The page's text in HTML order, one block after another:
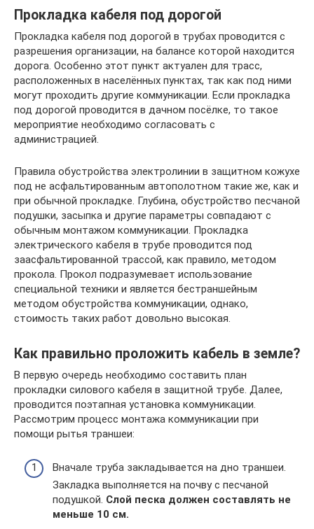
Прокладка кабеля под дорогой
Прокладка кабеля под дорогой в трубах проводится с
разрешения организации, на балансе которой находится
дорога. Особенно этот пункт актуален для трасс,
расположенных в населённых пунктах, так как под ними
могут проходить другие коммуникации. Если прокладка
под дорогой проводится в дачном посёлке, то такое
мероприятие необходимо согласовать с
администрацией.
Правила обустройства электролинии в защитном кожухе
под не асфальтированным автополотном такие же, как и
при обычной прокладке. Глубина, обустройство песчаной
подушки, засыпка и другие параметры совпадают с
обычным монтажом коммуникации. Прокладка
электрического кабеля в трубе проводится под
заасфальтированной трассой, как правило, методом
прокола. Прокол подразумевает использование
специальной техники и является бестраншейным
методом обустройства коммуникации, однако,
стоимость таких работ довольно высокая.
Как правильно проложить кабель в земле?
В первую очередь необходимо составить план
прокладки силового кабеля в защитной трубе. Далее,
проводится поэтапная установка коммуникации.
Рассмотрим процесс монтажа коммуникации при
помощи рытья траншеи:
Вначале труба закладывается на дно траншеи.
Закладка выполняется на почву с песчаной
подушкой. Слой песка должен составлять не
меньше 10 см.